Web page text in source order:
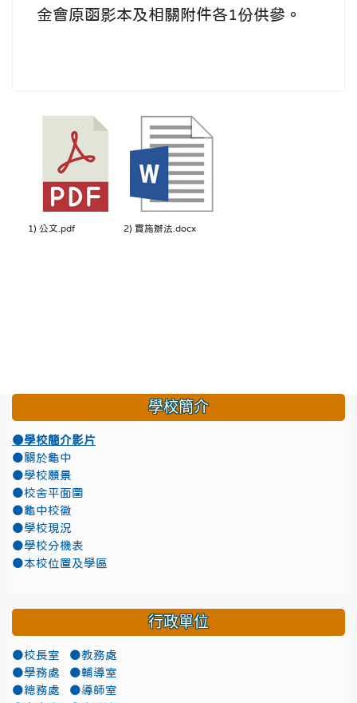
金會原函影本及相關附件各1份供參。
1) 公文.pdf 2) 實施辦法.docx
學校簡介
●學校簡介影片
●關於龜中
●學校願景
●校舍平面圖
●龜中校徽
●學校現況
●學校分機表
●本校位置及學區
行政單位
●校長室
●教務處
●學務處
●輔導室
●總務處
●導師室